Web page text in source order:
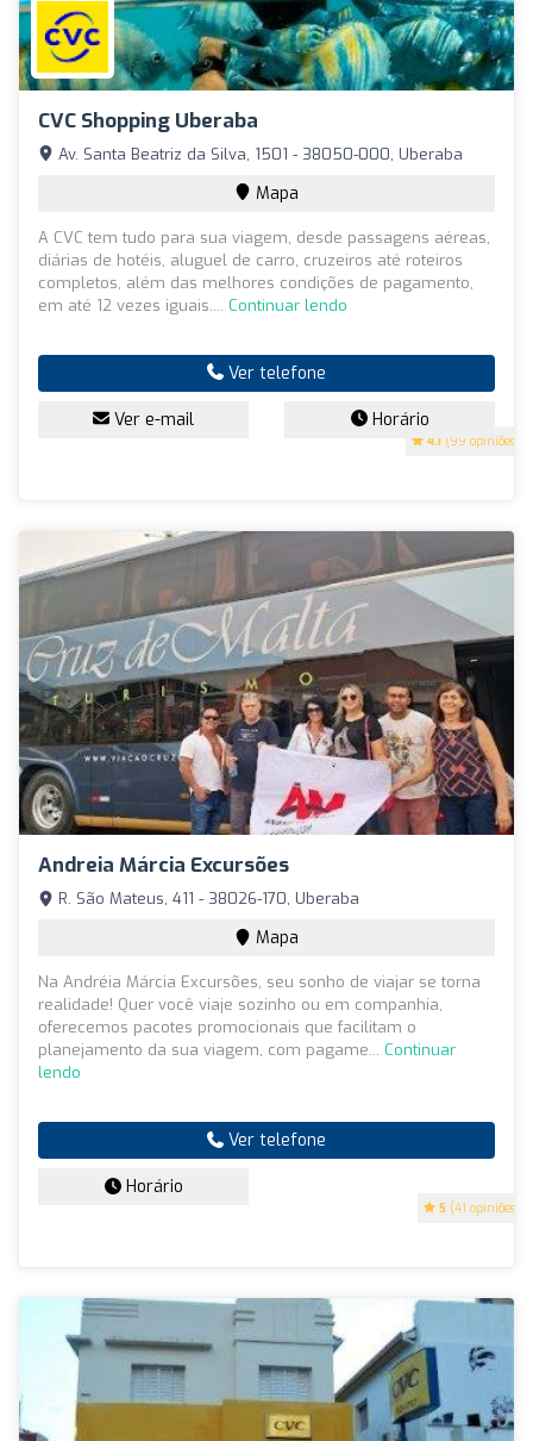
CVC Shopping Uberaba
4.1 (99 opiniões)
Av. Santa Beatriz da Silva, 1501 - 38050-000, Uberaba
Mapa
A CVC tem tudo para sua viagem, desde passagens aéreas,
diárias de hotéis, aluguel de carro, cruzeiros até roteiros
completos, além das melhores condições de pagamento,
em até 12 vezes iguais.... Continuar lendo
Ver telefone
Ver e-mail Horário
Andreia Márcia Excursões
5 (41 opiniões)
R. São Mateus, 411 - 38026-170, Uberaba
Mapa
Na Andréia Márcia Excursões, seu sonho de viajar se torna
realidade! Quer você viaje sozinho ou em companhia,
oferecemos pacotes promocionais que facilitam o
planejamento da sua viagem, com pagame... Continuar
lendo
Ver telefone
Horário